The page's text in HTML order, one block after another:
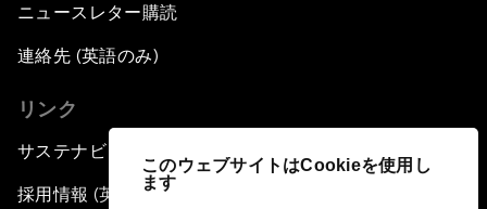
このウェブサイトはCookieを使用し
ます
ニュースレター購読
連絡先 (英語のみ)
リンク
サステナビリティへの取り組み
採用情報 (英語のみ)